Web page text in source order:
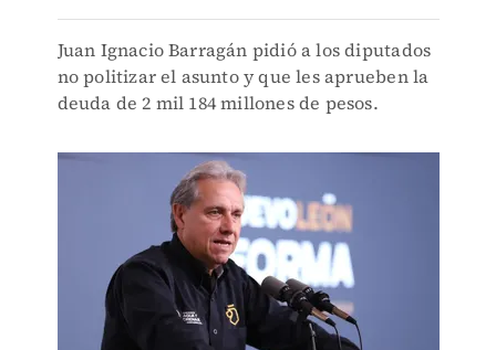
Juan Ignacio Barragán pidió a los diputados
no politizar el asunto y que les aprueben la
deuda de 2 mil 184 millones de pesos.